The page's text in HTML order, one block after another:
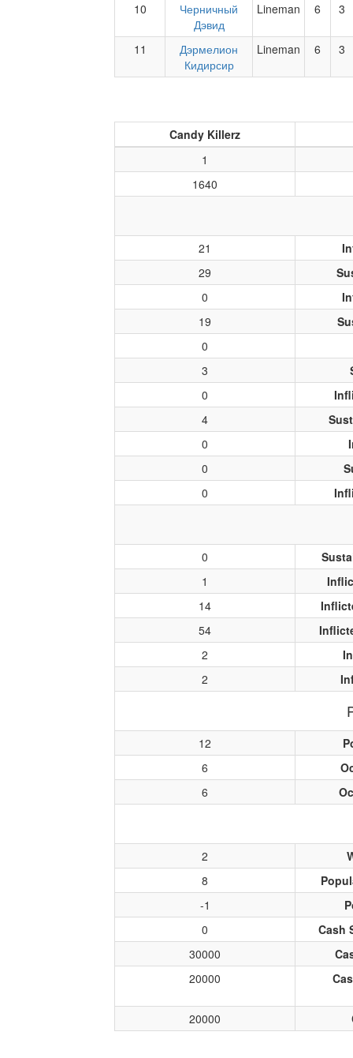
10
Черничный
Дэвид
Lineman 6 3
11
Дэрмелион
Кидирсир
Lineman 6 3
Candy Killerz
1
1640
21
29
0
19
0
3
0
4
0
0
0
0
1
14
54
2
2
12
6
6
2
8
-1
0
Cash
30000
20000
20000